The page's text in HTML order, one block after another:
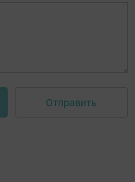
Отправить